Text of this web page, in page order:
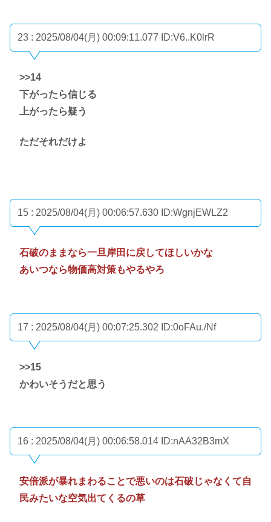
23 : 2025/08/04(月) 00:09:11.077 ID:V6..K0lrR
>>14
下がったら信じる
上がったら疑う
ただそれだけよ
15 : 2025/08/04(月) 00:06:57.630 ID:WgnjEWLZ2
石破のままなら一旦岸田に戻してほしいかな
あいつなら物価高対策もやるやろ
17 : 2025/08/04(月) 00:07:25.302 ID:0oFAu./Nf
>>15
かわいそうだと思う
16 : 2025/08/04(月) 00:06:58.014 ID:nAA32B3mX
安倍派が暴れまわることで悪いのは石破じゃなくて自
民みたいな空気出てくるの草